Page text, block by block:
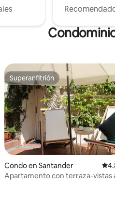
Superanfitrión
Superanfitrión
Condo en Santander
Apartamento con terraza-vistas